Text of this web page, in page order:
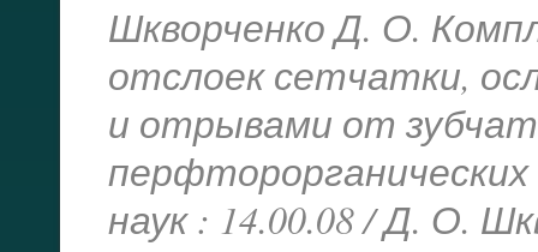
Шкворченко Д. О.
отслоек сетчатки,
и отрывами от
наук : 14.00.08 / Д. О.